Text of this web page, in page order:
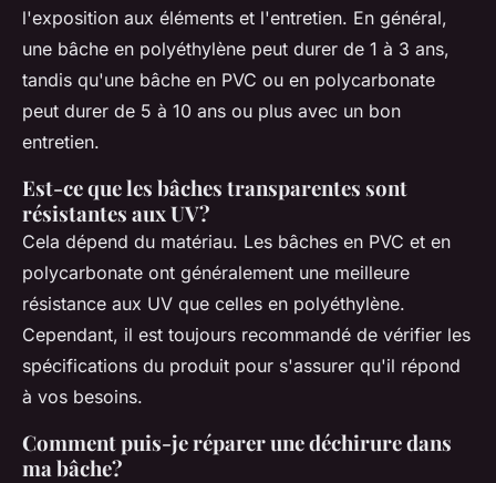
l'exposition aux éléments et l'entretien. En général,
une bâche en polyéthylène peut durer de 1 à 3 ans,
tandis qu'une bâche en PVC ou en polycarbonate
peut durer de 5 à 10 ans ou plus avec un bon
entretien.
Est-ce que les bâches transparentes sont
résistantes aux UV?
Cela dépend du matériau. Les bâches en PVC et en
polycarbonate ont généralement une meilleure
résistance aux UV que celles en polyéthylène.
Cependant, il est toujours recommandé de vérifier les
spécifications du produit pour s'assurer qu'il répond
à vos besoins.
Comment puis-je réparer une déchirure dans
ma bâche?